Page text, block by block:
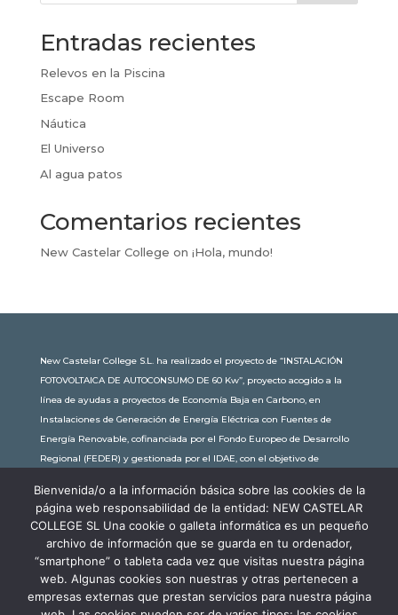
Entradas recientes
Relevos en la Piscina
Escape Room
Náutica
El Universo
Al agua patos
Comentarios recientes
New Castelar College on ¡Hola, mundo!
New Castelar College S.L. ha realizado el proyecto de “INSTALACIÓN
FOTOVOLTAICA DE AUTOCONSUMO DE 60 Kw”, proyecto acogido a la
línea de ayudas a proyectos de Economía Baja en Carbono, en
Instalaciones de Generación de Energía Eléctrica con Fuentes de
Energía Renovable, cofinanciada por el Fondo Europeo de Desarrollo
Regional (FEDER) y gestionada por el IDAE, con el objetivo de
subvención de 30.245,63€. Con una potencia instalada de 60kW, la
comunidad educativa de New Castelar ahorra al planeta 34,79
toneladas de CO2 al año, lo que equivale a recorrer 116.677 km en coche
o plantar 116 árboles al año.
Bienvenida/o a la información básica sobre las cookies de la
página web responsabilidad de la entidad: NEW CASTELAR
COLLEGE SL Una cookie o galleta informática es un pequeño
archivo de información que se guarda en tu ordenador,
“smartphone” o tableta cada vez que visitas nuestra página
web. Algunas cookies son nuestras y otras pertenecen a
empresas externas que prestan servicios para nuestra página